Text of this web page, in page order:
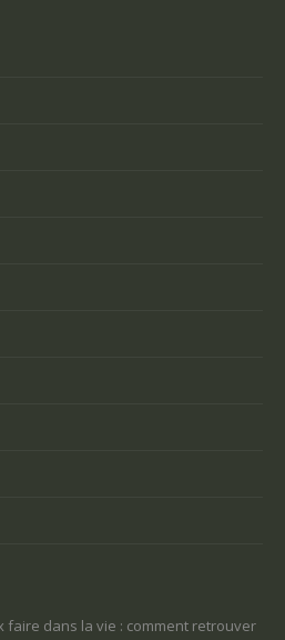
faire dans la vie : comment retrouver